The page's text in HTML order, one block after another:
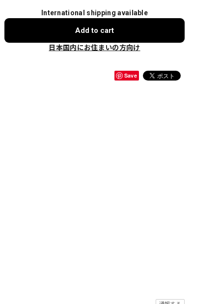
International shipping available
Add to cart
日本国内にお住まいの方向け
Save